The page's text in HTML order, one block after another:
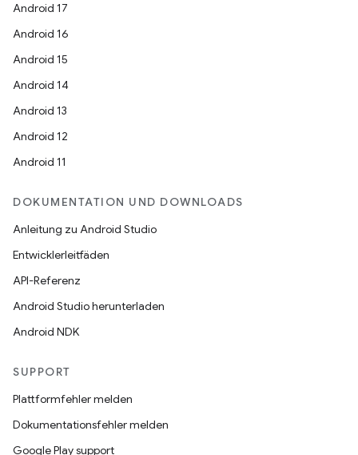
Android 17
Android 16
Android 15
Android 14
Android 13
Android 12
Android 11
DOKUMENTATION UND DOWNLOADS
Anleitung zu Android Studio
Entwicklerleitfäden
API-Referenz
Android Studio herunterladen
Android NDK
SUPPORT
Plattformfehler melden
Dokumentationsfehler melden
Google Play support